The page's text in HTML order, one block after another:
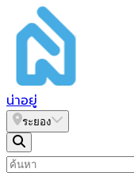
น่าอยู่
ระยอง